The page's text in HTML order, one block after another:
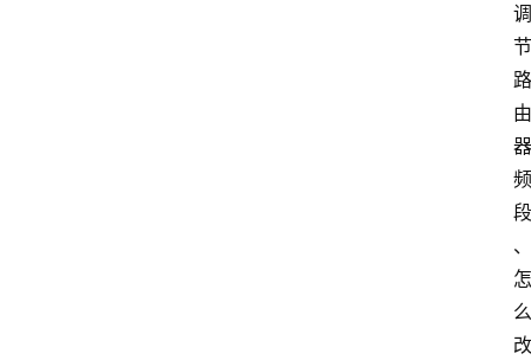
调
节
路
由
器
频
段
、
怎
么
改